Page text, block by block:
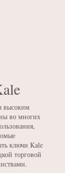
высоким
во многих
ключи Kale
торговой